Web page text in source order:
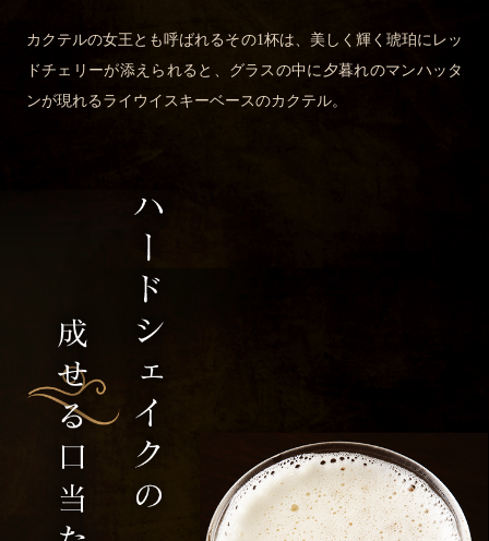
カクテルの女王とも呼ばれるその1杯は、美しく輝く琥珀にレッ
ドチェリーが添えられると、グラスの中に夕暮れのマンハッタ
ンが現れるライウイスキーベースのカクテル。